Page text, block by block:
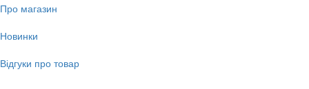
Про магазин
Новинки
Відгуки про товар